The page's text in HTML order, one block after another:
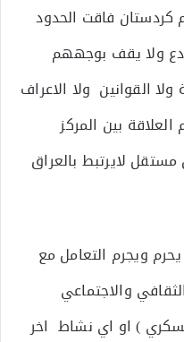
كردستان فاقت الحدود
ولا يقف بوجههم
القوانين ولا الاعراف
بين المركز
لايرتبط بالعراق
ويجرم التعامل مع
والاجتماعي
) او اي نشاط اخر